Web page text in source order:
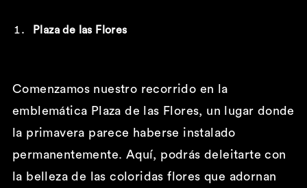
Plaza de las Flores
Comenzamos nuestro recorrido en la
emblemática Plaza de las Flores, un lugar donde
la primavera parece haberse instalado
permanentemente. Aquí, podrás deleitarte con
la belleza de las coloridas flores que adornan